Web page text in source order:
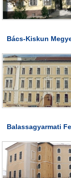
Bács-Kiskun
Balassagyarmati